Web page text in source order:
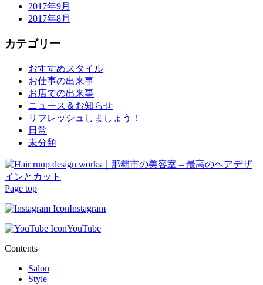
2017年9月
2017年8月
カテゴリー
おすすめスタイル
お仕事の出来事
お店での出来事
ニュース＆お知らせ
リフレッシュしましょう！
日常
未分類
Page top
Instagram
YouTube
Contents
Salon
Style